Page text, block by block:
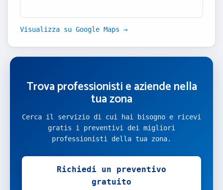
Visualizza su Google Maps →
Trova professionisti e aziende nella
tua zona
Cerca il servizio di cui hai bisogno e ricevi
gratis i preventivi dei migliori
professionisti della tua zona.
Richiedi un preventivo
gratuito